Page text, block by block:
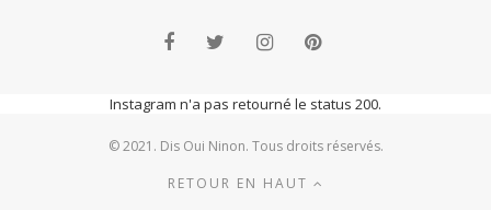
Instagram n'a pas retourné le status 200.
© 2021. Dis Oui Ninon. Tous droits réservés.
RETOUR EN HAUT